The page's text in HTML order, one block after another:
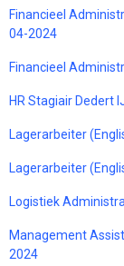
Financieel
04-2024
Financieel
HR Stagiair Dedert
Lagerarbeiter
Lagerarbeiter
Logistiek
Management
2024